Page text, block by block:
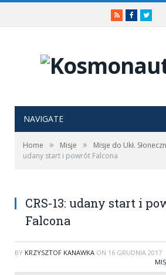
RSSFacebookTwitter
NAVIGATE
Home » Misje » Misje do Ukł.
udany start i powrót Falcona
CRS-13: udany start i
Falcona
BY KRZYSZTOF KANAWKA ON 16 GRUDNIA 2017